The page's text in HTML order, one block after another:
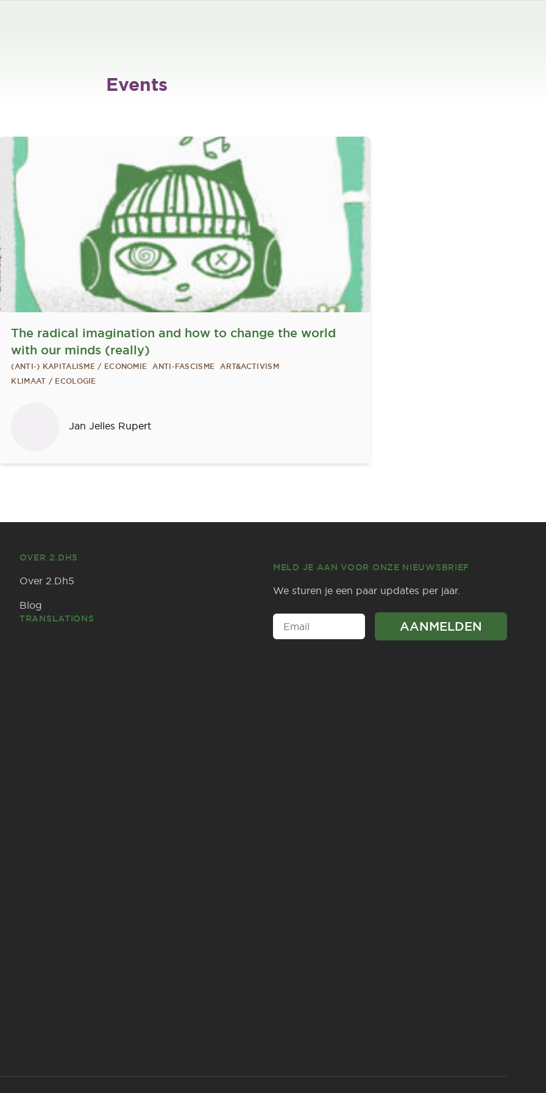
Events
The radical imagination and how to change the world
with our minds (really)
(ANTI-) KAPITALISME / ECONOMIE ANTI-FASCISME ART&ACTIVISM
KLIMAAT / ECOLOGIE
Jan Jelles Rupert
OVER 2.DH5
Over 2.Dh5
Blog
TRANSLATIONS
MELD JE AAN VOOR ONZE NIEUWSBRIEF
We sturen je een paar updates per jaar.